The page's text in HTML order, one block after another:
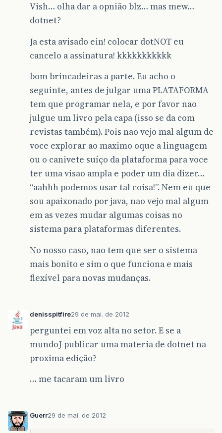
Vish… olha dar a opnião blz… mas mew…
dotnet?
Ja esta avisado ein! colocar dotNOT eu
cancelo a assinatura! kkkkkkkkkkk
bom brincadeiras a parte. Eu acho o
seguinte, antes de julgar uma PLATAFORMA
tem que programar nela, e por favor nao
julgue um livro pela capa (isso se da com
revistas também). Pois nao vejo mal algum de
voce explorar ao maximo oque a linguagem
ou o canivete suíço da plataforma para voce
ter uma visao ampla e poder um dia dizer…
“aahhh podemos usar tal coisa!”. Nem eu que
sou apaixonado por java, nao vejo mal algum
em as vezes mudar algumas coisas no
sistema para plataformas diferentes.
No nosso caso, nao tem que ser o sistema
mais bonito e sim o que funciona e mais
flexível para novas mudanças.
denisspitfire29 de mai. de 2012
perguntei em voz alta no setor. E se a
mundoJ publicar uma materia de dotnet na
proxima edição?
… me tacaram um livro
Guerr29 de mai. de 2012